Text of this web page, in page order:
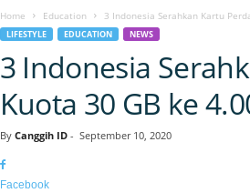
Home Education 3 Indonesia Serahkan Kartu
LIFESTYLE EDUCATION NEWS
3 Indonesia
Kuota 30 GB ke
By Canggih ID- September 10, 2020
Facebook